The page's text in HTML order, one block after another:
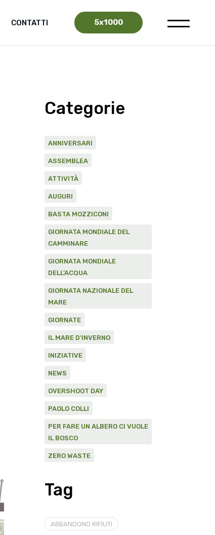
CONTATTI 5x1000
Categorie
ANNIVERSARI
ASSEMBLEA
ATTIVITÀ
AUGURI
BASTA MOZZICONI
GIORNATA MONDIALE DEL
CAMMINARE
GIORNATA MONDIALE
DELL'ACQUA
GIORNATA NAZIONALE DEL
MARE
GIORNATE
IL MARE D'INVERNO
INIZIATIVE
NEWS
OVERSHOOT DAY
PAOLO COLLI
PER FARE UN ALBERO CI VUOLE
IL BOSCO
ZERO WASTE
Tag
ABBANDONO RIFIUTI